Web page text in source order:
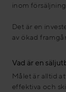
inom
Det är en
av ökad
Vad är en
Målet är alltid
effektiva och